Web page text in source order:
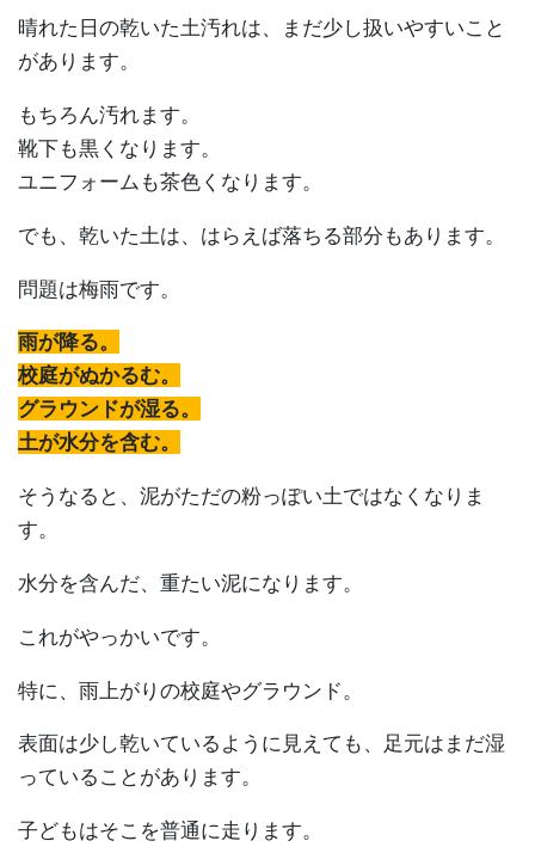
晴れた日の乾いた土汚れは、まだ少し扱いやすいこと
があります。
もちろん汚れます。
靴下も黒くなります。
ユニフォームも茶色くなります。
でも、乾いた土は、はらえば落ちる部分もあります。
問題は梅雨です。
雨が降る。
校庭がぬかるむ。
グラウンドが湿る。
土が水分を含む。
そうなると、泥がただの粉っぽい土ではなくなりま
す。
水分を含んだ、重たい泥になります。
これがやっかいです。
特に、雨上がりの校庭やグラウンド。
表面は少し乾いているように見えても、足元はまだ湿
っていることがあります。
子どもはそこを普通に走ります。